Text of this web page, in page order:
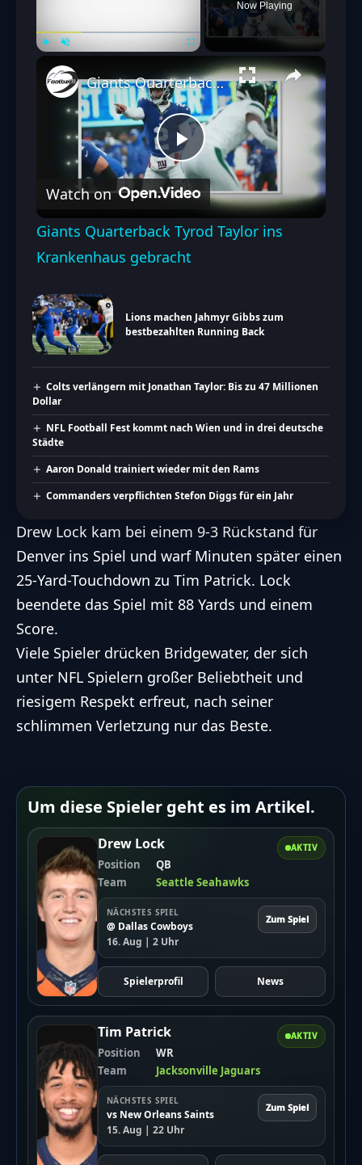
Now Playing
Play
Video
Giants Quarterback Tyrod Taylor ins Krankenhaus gebracht
Watch on
Giants Quarterback Tyrod Taylor ins
Krankenhaus gebracht
Lions machen Jahmyr Gibbs zum
bestbezahlten Running Back
Colts verlängern mit Jonathan Taylor: Bis zu 47 Millionen
Dollar
NFL Football Fest kommt nach Wien und in drei deutsche
Städte
Aaron Donald trainiert wieder mit den Rams
Commanders verpflichten Stefon Diggs für ein Jahr
Drew Lock kam bei einem 9-3 Rückstand für
Denver ins Spiel und warf Minuten später einen
25-Yard-Touchdown zu Tim Patrick. Lock
beendete das Spiel mit 88 Yards und einem
Score.
Viele Spieler drücken Bridgewater, der sich
unter NFL Spielern großer Beliebtheit und
riesigem Respekt erfreut, nach seiner
schlimmen Verletzung nur das Beste.
Um diese Spieler geht es im Artikel.
AKTIV
Drew Lock
Position
QB
Team
Seattle Seahawks
NÄCHSTES SPIEL
@ Dallas Cowboys
16. Aug | 2 Uhr
Zum Spiel
Spielerprofil News
AKTIV
Tim Patrick
Position
WR
Team
Jacksonville Jaguars
NÄCHSTES SPIEL
vs New Orleans Saints
15. Aug | 22 Uhr
Zum Spiel